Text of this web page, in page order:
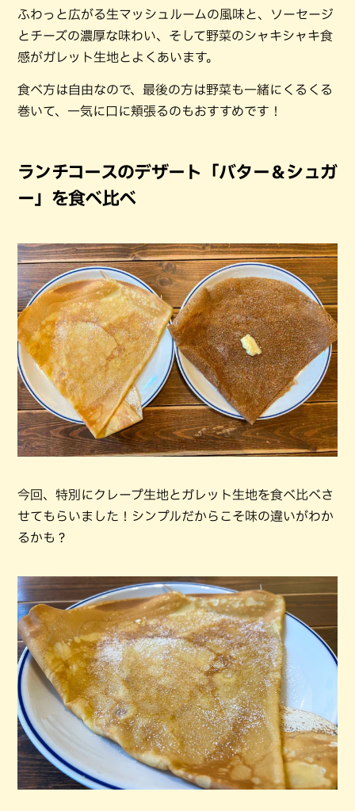
ふわっと広がる生マッシュルームの風味と、ソーセージ
とチーズの濃厚な味わい、そして野菜のシャキシャキ食
感がガレット生地とよくあいます。
食べ方は自由なので、最後の方は野菜も一緒にくるくる
巻いて、一気に口に頬張るのもおすすめです！
ランチコースのデザート「バター＆シュガ
ー」を食べ比べ
今回、特別にクレープ生地とガレット生地を食べ比べさ
せてもらいました！シンプルだからこそ味の違いがわか
るかも？